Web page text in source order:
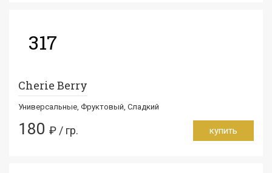
317
Cherie Berry
Универсальные, Фруктовый, Сладкий
180 ₽ / гр. купить